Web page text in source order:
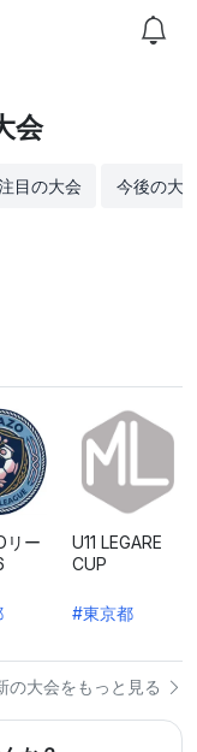
会
目の大会 今後の大
リー
U11 LEGARE
CUP
#東京都
の大会をもっと見る